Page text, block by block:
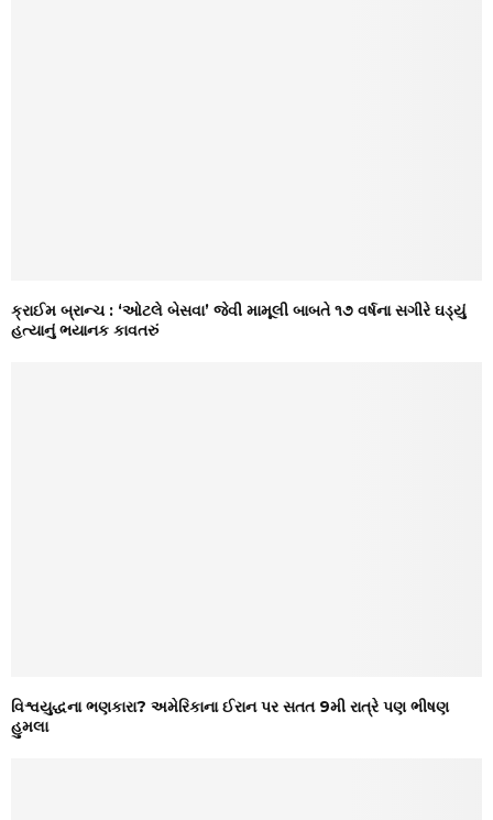
ક્રાઈમ બ્રાન્ચ : ‘ઓટલે બેસવા’ જેવી મામૂલી બાબતે ૧૭ વર્ષના સગીરે ઘડ્યું
હત્યાનું ભયાનક કાવતરું
વિશ્વયુદ્ધના ભણકારા? અમેરિકાના ઈરાન પર સતત 9મી રાત્રે પણ ભીષણ
હુમલા